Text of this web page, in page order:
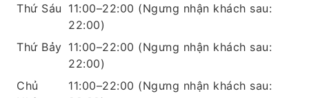
Thứ Sáu 11:00–22:00 (Ngưng nhận khách sau:
22:00)
Thứ Bảy 11:00–22:00 (Ngưng nhận khách sau:
22:00)
Chủ
11:00–22:00 (Ngưng nhận khách sau: